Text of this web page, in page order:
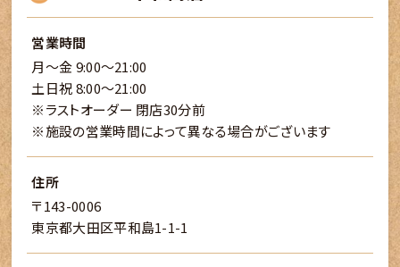
営業時間
月～金 9:00～21:00
土日祝 8:00～21:00
※ラストオーダー 閉店30分前
※施設の営業時間によって異なる場合がございます
住所
〒143-0006
東京都大田区平和島1-1-1